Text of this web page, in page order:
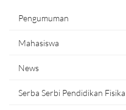
Pengumuman
Mahasiswa
News
Serba Serbi Pendidikan Fisika